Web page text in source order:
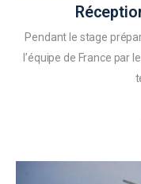
Pendant le stage
l’équipe de France par